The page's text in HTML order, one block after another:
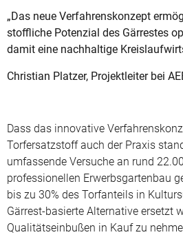
„Das neue Verfahrenskonzept
stoffliche Potenzial des Gärrestes
damit eine nachhaltige
Christian Platzer, Projektleiter bei
Dass das innovative
Torfersatzstoff auch der Praxis
umfassende Versuche an rund
professionellen Erwerbsgartenbau
bis zu 30% des Torfanteils in
Gärrest-basierte Alternative ersetzt
Qualitätseinbußen in Kauf zu